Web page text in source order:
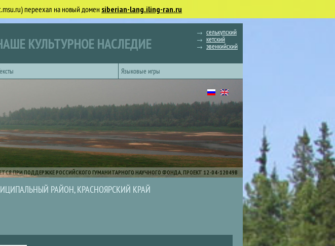
переехал на новый домен siberian-lang.iling-ran.ru
КУЛЬТУРНОЕ НАСЛЕДИЕ
селькупский
кетский
эвенкийский
Языковые игры
ПРИ ПОДДЕРЖКЕ РОССИЙСКОГО ГУМАНИТАРНОГО НАУЧНОГО ФОНДА, ПРОЕКТ 12-04-12049В
РАЙОН, КРАСНОЯРСКИЙ КРАЙ